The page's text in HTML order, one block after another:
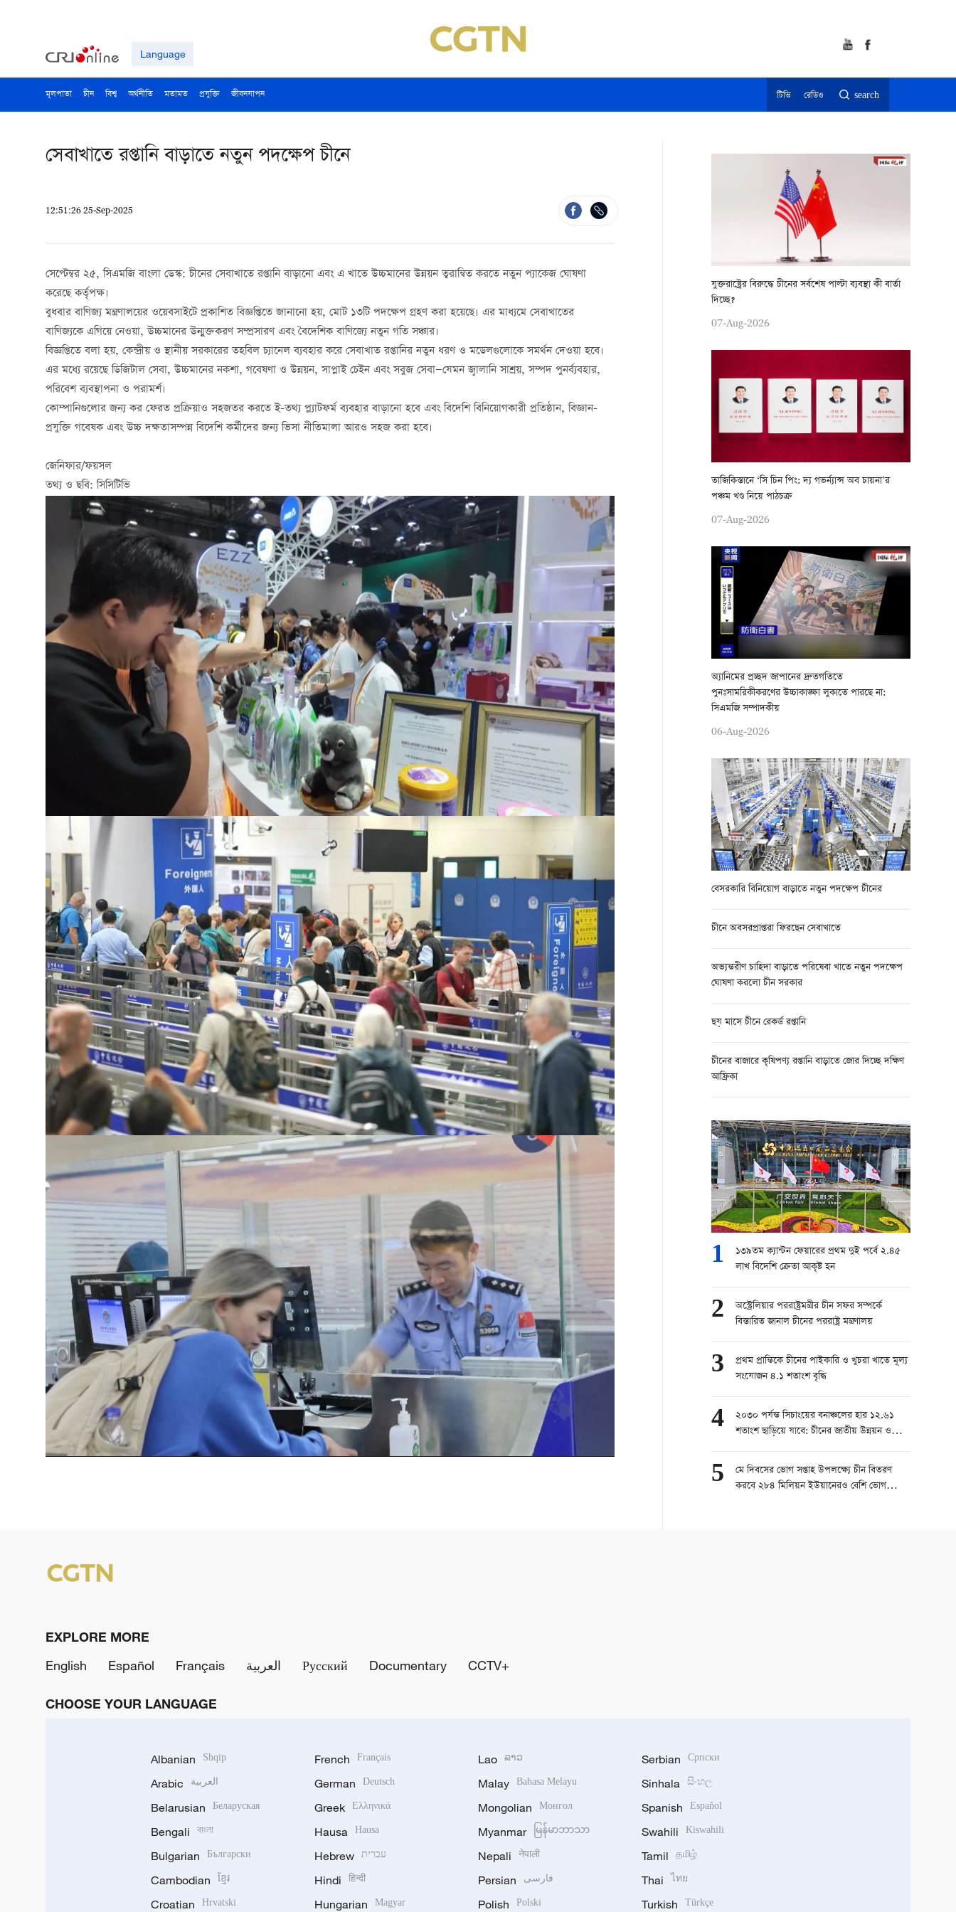
Language
মূলপাতা চীন বিশ্ব অর্থনীতি মতামত প্রযুক্তি জীবনযাপন টিভি রেডিও search
সেবাখাতে রপ্তানি বাড়াতে নতুন পদক্ষেপ চীনে
12:51:26 25-Sep-2025
সেপ্টেম্বর ২৫, সিএমজি বাংলা ডেস্ক: চীনের সেবাখাতে রপ্তানি বাড়ানো এবং এ খাতে উচ্চমানের উন্নয়ন ত্বরান্বিত করতে নতুন প্যাকেজ ঘোষণা
করেছে কর্তৃপক্ষ।
বুধবার বাণিজ্য মন্ত্রণালয়ের ওয়েবসাইটে প্রকাশিত বিজ্ঞপ্তিতে জানানো হয়, মোট ১৩টি পদক্ষেপ গ্রহণ করা হয়েছে। এর মাধ্যমে সেবাখাতের
বাণিজ্যকে এগিয়ে নেওয়া, উচ্চমানের উন্মুক্তকরণ সম্প্রসারণ এবং বৈদেশিক বাণিজ্যে নতুন গতি সঞ্চার।
বিজ্ঞপ্তিতে বলা হয়, কেন্দ্রীয় ও স্থানীয় সরকারের তহবিল চ্যানেল ব্যবহার করে সেবাখাত রপ্তানির নতুন ধরণ ও মডেলগুলোকে সমর্থন দেওয়া হবে।
এর মধ্যে রয়েছে ডিজিটাল সেবা, উচ্চমানের নকশা, গবেষণা ও উন্নয়ন, সাপ্লাই চেইন এবং সবুজ সেবা—যেমন জ্বালানি সাশ্রয়, সম্পদ পুনর্ব্যবহার,
পরিবেশ ব্যবস্থাপনা ও পরামর্শ।
কোম্পানিগুলোর জন্য কর ফেরত প্রক্রিয়াও সহজতর করতে ই-তথ্য প্ল্যাটফর্ম ব্যবহার বাড়ানো হবে এবং বিদেশি বিনিয়োগকারী প্রতিষ্ঠান, বিজ্ঞান-
প্রযুক্তি গবেষক এবং উচ্চ দক্ষতাসম্পন্ন বিদেশি কর্মীদের জন্য ভিসা নীতিমালা আরও সহজ করা হবে।
জেনিফার/ফয়সল
তথ্য ও ছবি: সিসিটিভি
যুক্তরাষ্ট্রের বিরুদ্ধে চীনের সর্বশেষ পাল্টা ব্যবস্থা কী বার্তা
দিচ্ছে?
07-Aug-2026
তাজিকিস্তানে ‘সি চিন পিং: দ্য গভর্ন্যান্স অব চায়না’র
পঞ্চম খণ্ড নিয়ে পাঠচক্র
07-Aug-2026
অ্যানিমের প্রচ্ছদ জাপানের দ্রুতগতিতে
পুনঃসামরিকীকরণের উচ্চাকাঙ্ক্ষা লুকাতে পারছে না:
সিএমজি সম্পাদকীয়
06-Aug-2026
বেসরকারি বিনিয়োগ বাড়াতে নতুন পদক্ষেপ চীনের
চীনে অবসরপ্রাপ্তরা ফিরছেন সেবাখাতে
অভ্যন্তরীণ চাহিদা বাড়াতে পরিষেবা খাতে নতুন পদক্ষেপ
ঘোষণা করলো চীন সরকার
ছয় মাসে চীনে রেকর্ড রপ্তানি
চীনের বাজারে কৃষিপণ্য রপ্তানি বাড়াতে জোর দিচ্ছে দক্ষিণ
আফ্রিকা
1
১৩৯তম ক্যান্টন ফেয়ারের প্রথম দুই পর্বে ২.৪৫
লাখ বিদেশি ক্রেতা আকৃষ্ট হন
2
অস্ট্রেলিয়ার পররাষ্ট্রমন্ত্রীর চীন সফর সম্পর্কে
বিস্তারিত জানাল চীনের পররাষ্ট্র মন্ত্রণালয়
3
প্রথম প্রান্তিকে চীনের পাইকারি ও খুচরা খাতে মূল্য
সংযোজন ৪.১ শতাংশ বৃদ্ধি
4
২০৩০ পর্যন্ত সিচাংয়ের বনাঞ্চলের হার ১২.৬১
শতাংশ ছাড়িয়ে যাবে: চীনের জাতীয় উন্নয়ন ও
5
মে দিবসের ভোগ সপ্তাহ উপলক্ষ্যে চীন বিতরণ
করবে ২৮৪ মিলিয়ন ইউয়ানেরও বেশি ভোগ
EXPLORE MORE
English
Español Français العربية Русский Documentary CCTV+
CHOOSE YOUR LANGUAGE
Albanian Shqip
Arabic العربية
Belarusian Беларуская
Bengali বাংলা
Bulgarian Български
Cambodian ខ្មែរ
Croatian Hrvatski
French Français
German Deutsch
Greek Ελληνικά
Hausa Hausa
Hebrew עברית
Hindi हिन्दी
Hungarian Magyar
Lao ລາວ
Malay Bahasa Melayu
Mongolian Монгол
Myanmar မြန်မာဘာသာ
Nepali नेपाली
Persian فارسی
Polish Polski
Serbian Српски
Sinhala සිංහල
Spanish Español
Swahili Kiswahili
Tamil தமிழ்
Thai ไทย
Turkish Türkçe